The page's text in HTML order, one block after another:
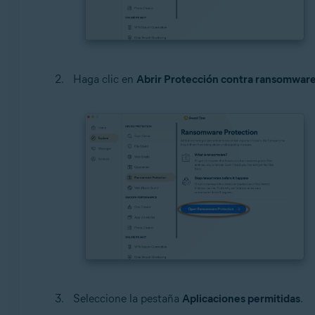
Haga clic en Abrir Protección contra
Seleccione la pestaña Aplicaciones permitidas.